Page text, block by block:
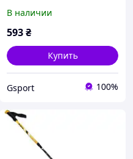
цвет желтый - gsport:-
Gsport
В наличии
593₴
Купить
Gsport 100%